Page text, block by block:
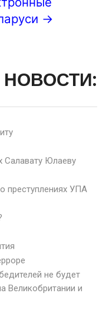
→
Салавату Юлаеву
преступлениях УПА
не будет
Великобритании и